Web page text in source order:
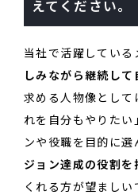
えてください。
当社で活躍してい
しみながら継続し
求める人物像とし
れを自分もやりたい
ンや役職を目的に選
ジョン達成の役割
くれる方が望ましい